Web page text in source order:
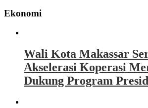
Ekonomi
Wali Kota Makassar
Akselerasi Koperasi
Dukung Program